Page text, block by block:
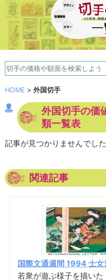
HOME > 外国切手
外国切手の価
類一覧表
記事が見つかりませんでした
関連記事
国際文通週間 1994 士
若衆が遊ぶ様子を描い